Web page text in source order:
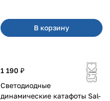
В корзину
1 190 ₽
Светодиодные
динамические катафоты Sal-